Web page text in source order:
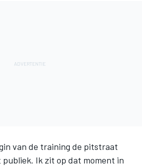
van de training de pitstraat
Ik zit op dat moment in